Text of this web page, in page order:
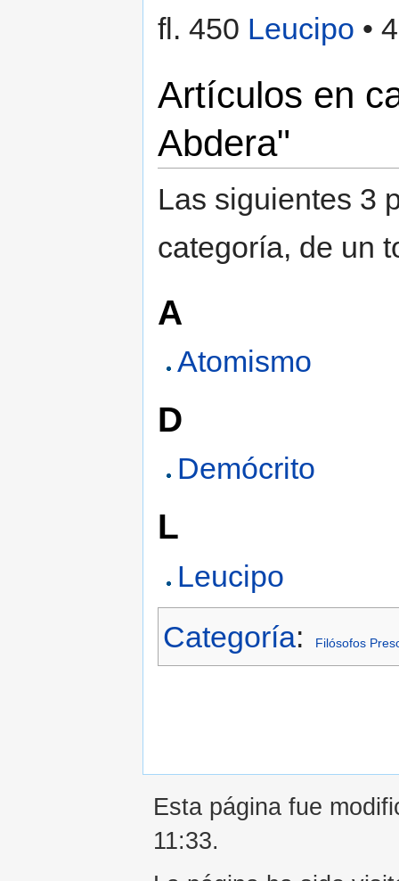
fl. 450 Leucipo •
Artículos en
Abdera"
Las siguientes 3
categoría, de un
A
Atomismo
D
Demócrito
L
Leucipo
Categoría: Filósofos
Esta página fue
11:33.